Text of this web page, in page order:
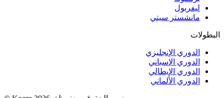
ليفربول
مانشستر سيتي
البطولات
الدوري الإنجليزي
الدوري الإسباني
الدوري الإيطالي
الدوري الألماني